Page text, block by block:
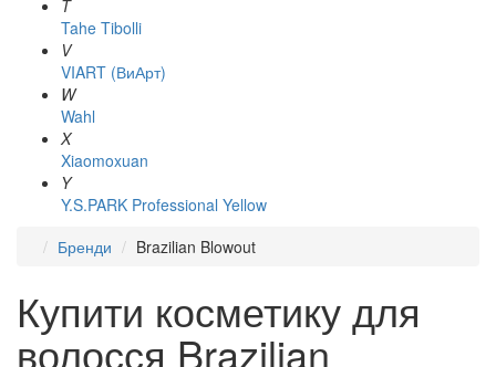
T
Tahe Tibolli
V
VIART (ВиАрт)
W
Wahl
X
Xiaomoxuan
Y
Y.S.PARK Professional Yellow
Бренди
Brazilian Blowout
Купити косметику для
волосся Brazilian